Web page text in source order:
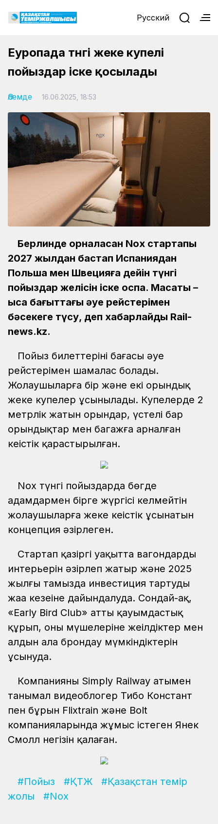
Русский
Еуропада түнгі жеке купелі
пойыздар іске қосылады
Әлемде 16.06.2025, 18:53
Берлинде орналасқан Nox стартапы
2027 жылдан бастап Испаниядан
Польша мен Швецияға дейін түнгі
пойыздар желісін іске қоспақ. Мақсаты –
қысқа бағыттағы әуе рейстерімен
бәсекеге түсу, деп хабарлайды Rail-
news.kz.
Пойыз билеттерінің бағасы әуе
рейстерімен шамалас болады.
Жолаушыларға бір және екі орындық
жеке купелер ұсынылады. Купелерде 2
метрлік жатын орындар, үстелі бар
орындықтар мен багажға арналған
кеңістік қарастырылған.
Nox түнгі пойыздарда бөгде
адамдармен бірге жүргісі келмейтін
жолаушыларға жеке кеңістік ұсынатын
концепция әзірлеген.
Стартап қазіргі уақытта вагондардың
интерьерін әзірлеп жатыр және 2025
жылғы тамызда инвестиция тартудың
жаңа кезеңіне дайындалуда. Сондай-ақ,
«Early Bird Club» атты қауымдастық
құрып, оның мүшелеріне жеңілдіктер мен
алдын ала брондау мүмкіндіктерін
ұсынуда.
Компанияны Simply Railway атымен
танымал видеоблогер Тибо Констант
пен бұрын Flixtrain және Bolt
компанияларында жұмыс істеген Янек
Смолл негізін қалаған.
#Пойыз #ҚТЖ
#Қазақстан темір
жолы
#Nox